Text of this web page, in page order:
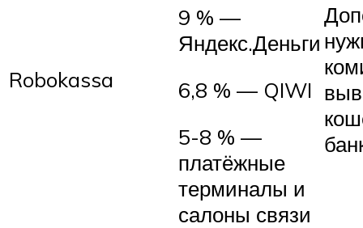
Robokassa
9 % —
Яндекс.Деньги
6,8 % — QIWI
5-8 % —
платёжные
терминалы и
салоны связи